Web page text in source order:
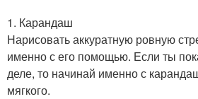
1. Карандаш
Нарисовать аккуратную ровную
именно с его помощью. Если ты
деле, то начинай именно с
мягкого.